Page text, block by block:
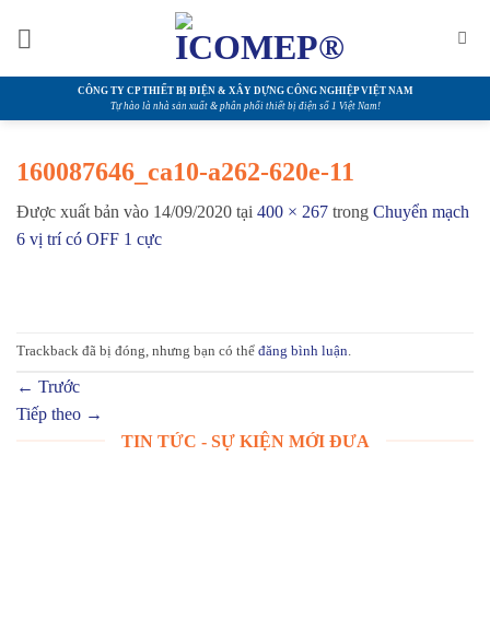
CÔNG TY CP THIẾT BỊ ĐIỆN & XÂY DỰNG CÔNG NGHIỆP VIỆT NAM
Tự hào là nhà sản xuất & phân phối thiết bị điện số 1 Việt Nam!
160087646_ca10-a262-620e-11
Được xuất bản vào 14/09/2020 tại 400 × 267 trong Chuyển mạch
6 vị trí có OFF 1 cực
Trackback đã bị đóng, nhưng bạn có thể đăng bình luận.
← Trước
Tiếp theo →
TIN TỨC - SỰ KIỆN MỚI ĐƯA